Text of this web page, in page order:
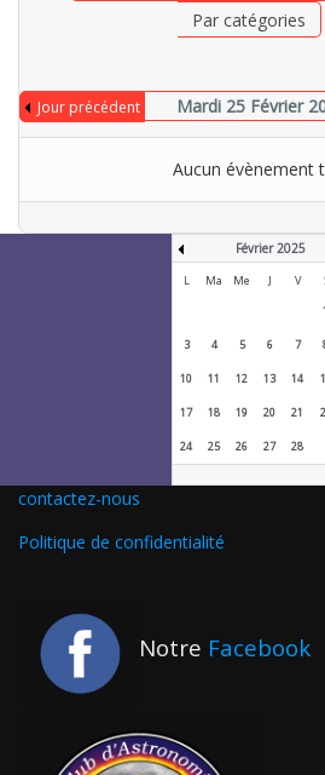
Par catégories
Jour précédent Mardi 25 Février
Aucun évènement
Février 2025
L Ma Me J V
3 4 5 6 7
10 11 12 13 14
17 18 19 20 21
24 25 26 27 28
contactez-nous
Politique de confidentialité
Notre Facebook